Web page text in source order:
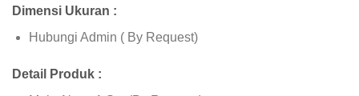
Dimensi Ukuran :
Hubungi Admin ( By Request)
Detail Produk :